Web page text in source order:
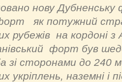
нову
форт як потужний
рубежів на кордоні
форт був
зі сторонами до 240
укріплень, наземні і